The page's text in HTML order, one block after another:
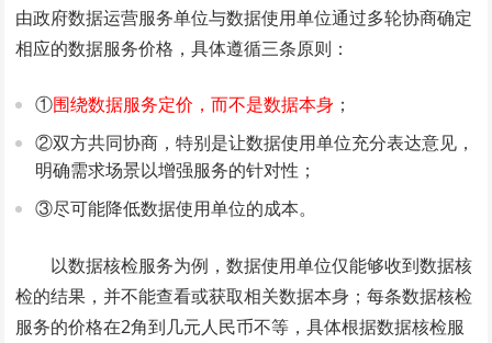
由政府数据运营服务单位与数据使用单位通过多轮协商确定
相应的数据服务价格，具体遵循三条原则：
①围绕数据服务定价，而不是数据本身 ；
②双方共同协商，特别是让数据使用单位充分表达意见，
明确需求场景以增强服务的针对性；
③尽可能降低数据使用单位的成本。
以数据核检服务为例，数据使用单位仅能够收到数据核
检的结果，并不能查看或获取相关数据本身；每条数据核检
服务的价格在2角到几元人民币不等，具体根据数据核检服